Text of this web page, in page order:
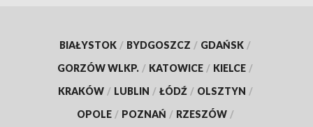
BIAŁYSTOK / BYDGOSZCZ / GDAŃSK /
GORZÓW WLKP. / KATOWICE / KIELCE /
KRAKÓW / LUBLIN / ŁÓDŹ / OLSZTYN /
OPOLE / POZNAŃ / RZESZÓW /